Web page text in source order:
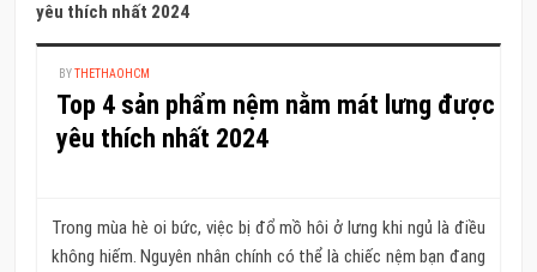
yêu thích nhất 2024
BYTHETHAOHCM
Top 4 sản phẩm nệm nằm mát lưng được
yêu thích nhất 2024
Trong mùa hè oi bức, việc bị đổ mồ hôi ở lưng khi ngủ là điều
không hiếm. Nguyên nhân chính có thể là chiếc nệm bạn đang